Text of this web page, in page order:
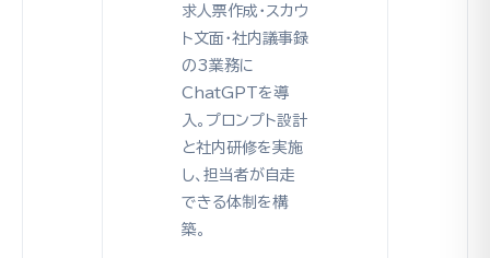
求人票作成・スカウ
ト文面・社内議事録
の3業務に
ChatGPTを導
入。プロンプト設計
と社内研修を実施
し、担当者が自走
できる体制を構
築。